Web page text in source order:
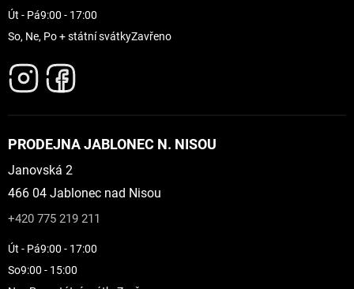
Út - Pá9:00 - 17:00
So, Ne, Po + státní svátkyZavřeno
PRODEJNA JABLONEC N. NISOU
Janovská 2
466 04 Jablonec nad Nisou
+420 775 219 211
Út - Pá9:00 - 17:00
So9:00 - 15:00